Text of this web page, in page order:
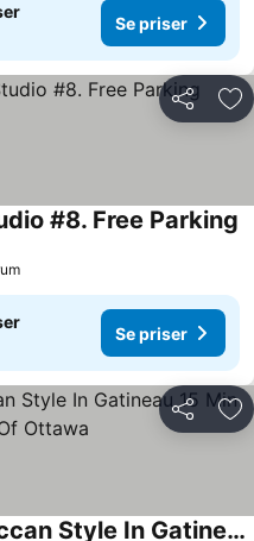
Se priser
Dela
#8. Free Parking
Se priser
Dela
Guest House With Moroccan Style In Gatineau 15 Min From Heart Of Ottawa